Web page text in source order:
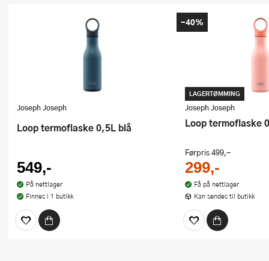
Joseph Joseph
Loop termoflaske 0,5L blå
549,-
På nettlager
Finnes i 1 butikk
LAGERTØMMING
Joseph Joseph
Loop termoflaske
Førpris499,-
299,-
Få på nettlager
Kan sendes til butikk
-40%